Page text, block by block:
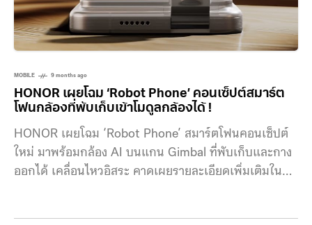
เช่น คอนเสิร์ต งานอีเวนต์ หรือการแข่งขันกีฬา นอกจาก
คนและสัตว์เลี้ยงแล้ว
MOBILE 9 months ago
HONOR เผยโฉม ‘Robot Phone’ คอนเซ็ปต์สมาร์ต
โฟนกล้องที่พับเก็บเข้าโมดูลกล้องได้ !
HONOR เผยโฉม ‘Robot Phone’ สมาร์ตโฟนคอนเซ็ปต์
ใหม่ มาพร้อมกล้อง AI บนแกน Gimbal ที่พับเก็บและกาง
ออกได้ เคลื่อนไหวอิสระ คาดเผยรายละเอียดเพิ่มเติมใน